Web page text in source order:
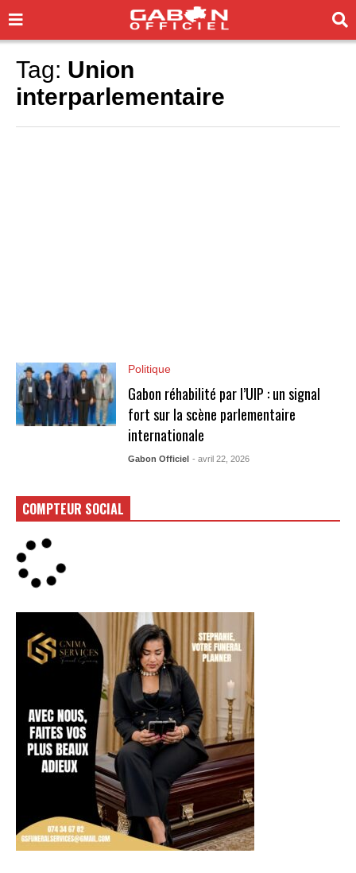
Tag: Union
interparlementaire
Politique
Gabon réhabilité par l’UIP : un signal
fort sur la scène parlementaire
internationale
Gabon Officiel - avril 22, 2026
COMPTEUR SOCIAL